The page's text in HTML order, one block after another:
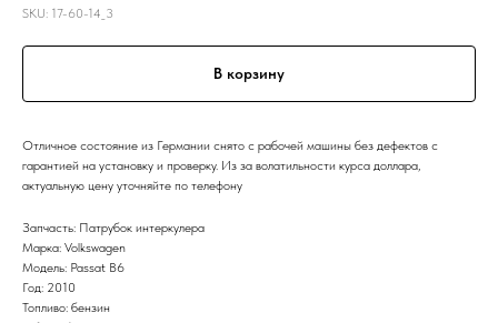
SKU: 17-60-14_3
В корзину
Отличное состояние из Германии снято с рабочей машины без дефектов с
гарантией на установку и проверку. Из за волатильности курса доллара,
актуальную цену уточняйте по телефону
Запчасть: Патрубок интеркулера
Марка: Volkswagen
Модель: Passat B6
Год: 2010
Топливо: бензин